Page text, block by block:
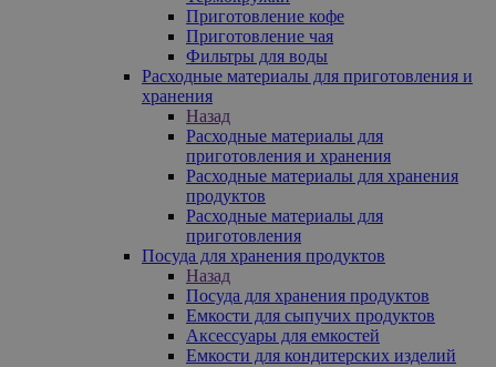
Приготовление кофе
Приготовление чая
Фильтры для воды
Расходные материалы для приготовления и
хранения
Назад
Расходные материалы для
приготовления и хранения
Расходные материалы для хранения
продуктов
Расходные материалы для
приготовления
Посуда для хранения продуктов
Назад
Посуда для хранения продуктов
Емкости для сыпучих продуктов
Аксессуары для емкостей
Емкости для кондитерских изделий